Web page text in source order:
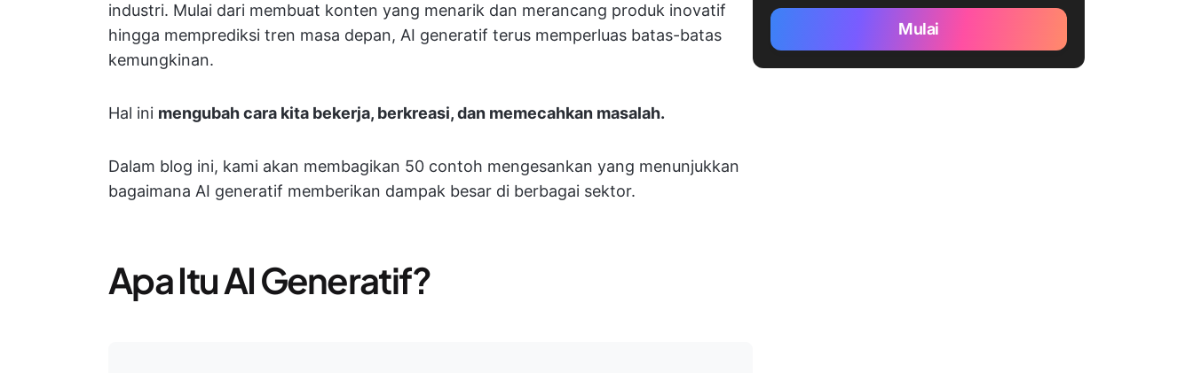
industri. Mulai dari membuat konten yang menarik dan merancang produk inovatif
hingga memprediksi tren masa depan, AI generatif terus memperluas batas-batas
kemungkinan.
Hal ini mengubah cara kita bekerja, berkreasi, dan memecahkan masalah.
Dalam blog ini, kami akan membagikan 50 contoh mengesankan yang menunjukkan
bagaimana AI generatif memberikan dampak besar di berbagai sektor.
Apa Itu AI Generatif?
Mulai